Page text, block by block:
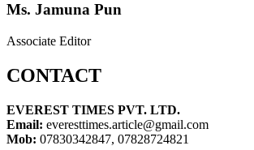
Ms. Jamuna Pun
Associate Editor
CONTACT
EVEREST TIMES PVT. LTD.
Email: everesttimes.article@gmail.com
Mob: 07830342847, 07828724821